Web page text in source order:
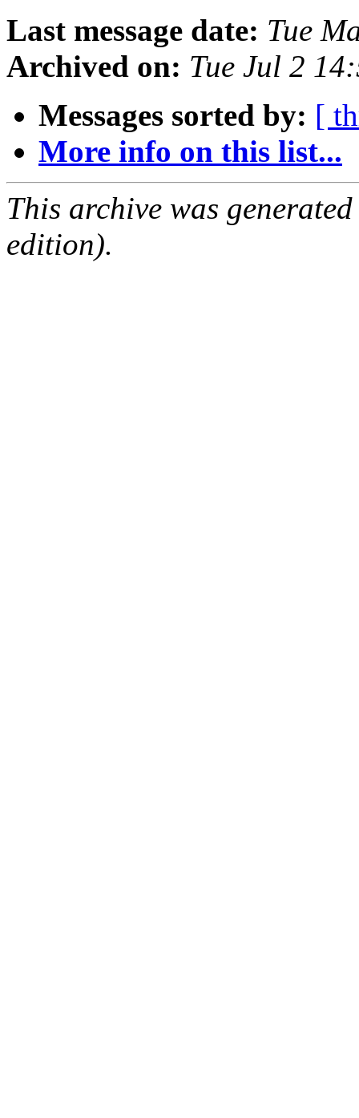
Last message date: Tue
Archived on: Tue Jul 2
Messages sorted by: [
More info on this list...
This archive was
edition).